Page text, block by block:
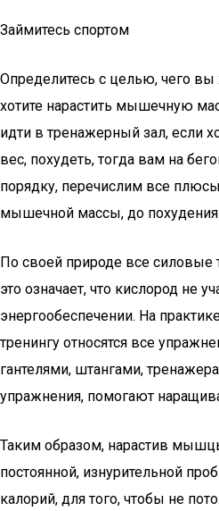
Займитесь спортом
Определитесь с целью, чего вы
хотите нарастить мышечную
идти в тренажерный зал, если
вес, похудеть, тогда вам на
порядку, перечислим все
мышечной массы, до похудения.
По своей природе все силовые
это означает, что кислород не
энергообеспечении. На
тренингу относятся все
гантелями, штангами,
упражнения, помогают
Таким образом, нарастив
постоянной, изнурительной
калорий, для того, чтобы не